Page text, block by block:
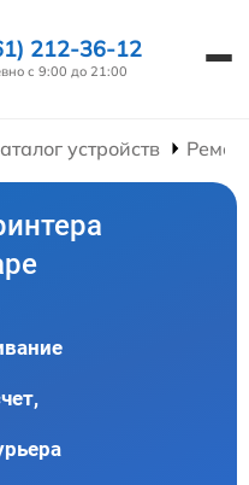
212-36-12
с 9:00 до 21:00
устройств